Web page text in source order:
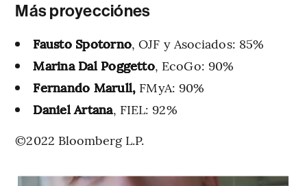
Más proyecciónes
Fausto Spotorno, OJF y Asociados: 85%
Marina Dal Poggetto, EcoGo: 90%
Fernando Marull, FMyA: 90%
Daniel Artana, FIEL: 92%
©2022 Bloomberg L.P.